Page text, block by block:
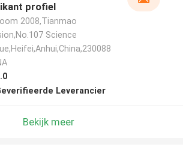
profiel
2008,Tianmao
Science
Leverancier
Bekijk meer